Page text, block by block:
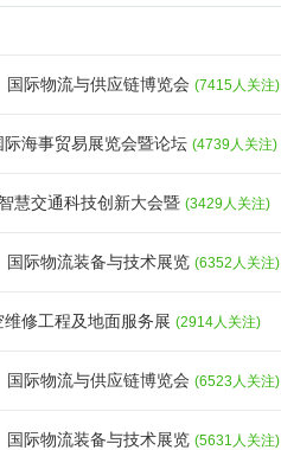
际物流与供应链博览会 (7415人关注)
海事贸易展览会暨论坛 (4739人关注)
慧交通科技创新大会暨 (3429人关注)
际物流装备与技术展览 (6352人关注)
修工程及地面服务展 (2914人关注)
际物流与供应链博览会 (6523人关注)
际物流装备与技术展览 (5631人关注)